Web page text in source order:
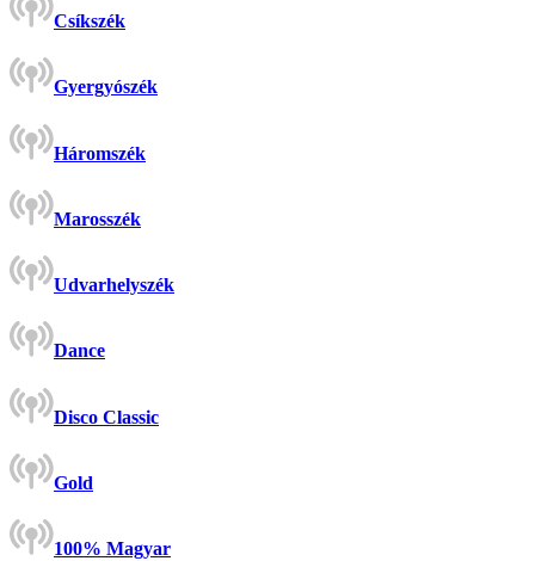
Csíkszék
Gyergyószék
Háromszék
Marosszék
Udvarhelyszék
Dance
Disco Classic
Gold
100% Magyar